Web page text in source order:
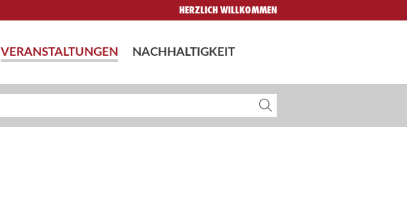
HERZLICH WILLKOMMEN
VERANSTALTUNGEN NACHHALTIGKEIT